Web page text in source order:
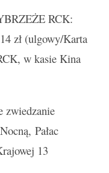
RCK:
zł (ulgowy/Karta
w kasie Kina
zwiedzanie
Pałac
13